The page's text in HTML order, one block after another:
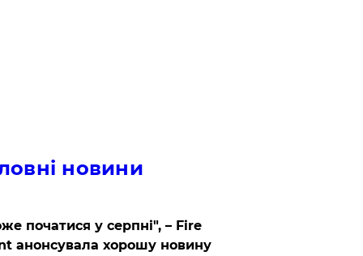
новини
початися у серпні", – Fire
анонсувала хорошу новину